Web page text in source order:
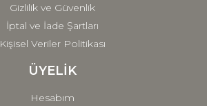
Gizlilik ve Güvenlik
İptal ve İade Şartları
Kişisel Veriler Politikası
ÜYELİK
Hesabım